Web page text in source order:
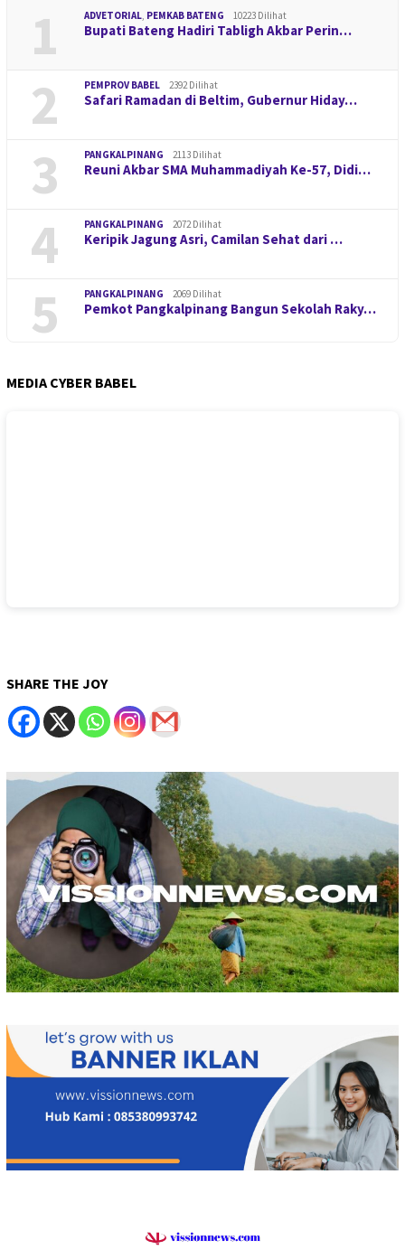
1 ADVETORIAL, PEMKAB BATENG 10223 Dilihat
Bupati Bateng Hadiri Tabligh Akbar Perin…
2 PEMPROV BABEL 2392 Dilihat
Safari Ramadan di Beltim, Gubernur Hiday…
3 PANGKALPINANG 2113 Dilihat
Reuni Akbar SMA Muhammadiyah Ke-57, Didi…
4 PANGKALPINANG 2072 Dilihat
Keripik Jagung Asri, Camilan Sehat dari …
5 PANGKALPINANG 2069 Dilihat
Pemkot Pangkalpinang Bangun Sekolah Raky…
MEDIA CYBER BABEL
SHARE THE JOY